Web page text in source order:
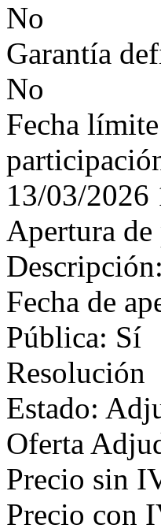
No
Garantía
No
Fecha
13/03/2026
Apertura
Fecha de
Pública: Sí
Resolución
Estado:
Oferta
Precio sin
Precio con